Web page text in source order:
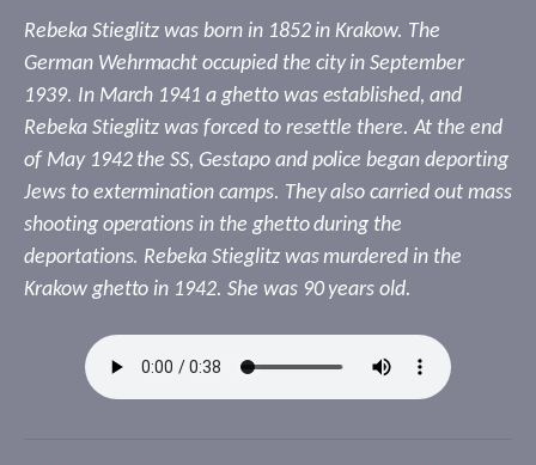
Rebeka Stieglitz was born in 1852 in Krakow. The
German Wehrmacht occupied the city in September
1939. In March 1941 a ghetto was established, and
Rebeka Stieglitz was forced to resettle there. At the end
of May 1942 the SS, Gestapo and police began deporting
Jews to extermination camps. They also carried out mass
shooting operations in the ghetto during the
deportations. Rebeka Stieglitz was murdered in the
Krakow ghetto in 1942. She was 90 years old.